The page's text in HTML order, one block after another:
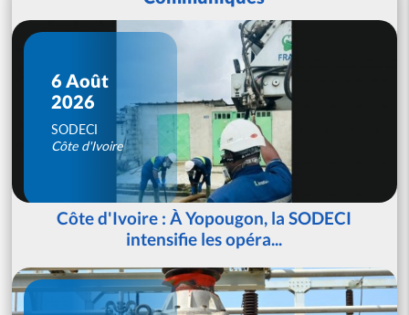
6 Août
2026
SODECI
Côte d'Ivoire
Côte d'Ivoire : À Yopougon, la SODECI
intensifie les opéra...